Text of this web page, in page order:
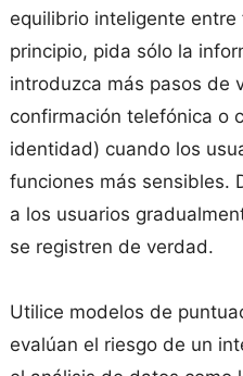
equilibrio inteligente
principio, pida sólo la
introduzca más pasos de
confirmación telefónica o
identidad) cuando los
funciones más sensibles.
a los usuarios
se registren de verdad.
Utilice modelos de
evalúan el riesgo de un